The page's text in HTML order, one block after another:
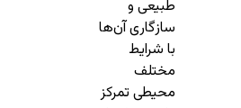
طبیعی و
سازگاری آن‌ها
با شرایط
مختلف
محیطی تمرکز